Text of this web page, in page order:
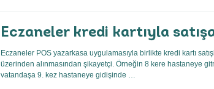
Eczaneler kredi kartıyla
Eczaneler POS yazarkasa uygulamasıyla birlikte kredi kartı
üzerinden alınmasından şikayetçi. Örneğin 8 kere hastaneye
vatandaşa 9. kez hastaneye gidişinde …